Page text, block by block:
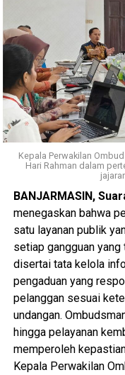
Messenger
panggilan Allah SWT
Terima kasih kepada
yang baik serta
untuk mulai
langkah kecil ini
membawa saya
haji pada waktu yang
Views: 21
Bagikan ke
WhatsApp 0
Messenger 0
Kepala Perwakilan
Hari Rahman dalam
BANJARMASIN,
menegaskan bahwa
satu layanan publik
setiap gangguan
disertai tata kelola
pengaduan yang
pelanggan sesuai
undangan.
hingga pelayanan
memperoleh
Kepala Perwakilan